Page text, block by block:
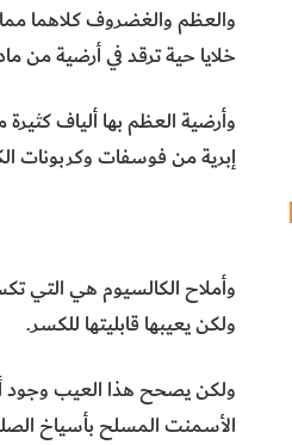
والعظم والغضروف كلاهما
خلايا حية ترقد في أرضية من
وأرضية العظم بها ألياف
إبرية من فوسفات وكربونات
وأملاح الكالسيوم هي التي
ولكن يعيبها قابليتها للكسر.
ولكن يصحح هذا العيب وجود
الأسمنت المسلح بأسياخ